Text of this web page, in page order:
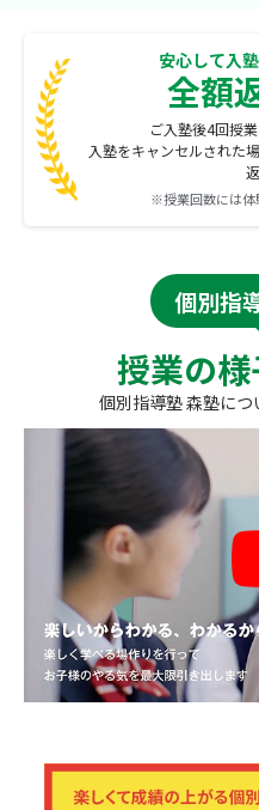
安心して入
全額
ご入塾後4回授
入塾をキャンセルされた
※授業回数には体
個別指
授業の
個別指導塾 森塾につ